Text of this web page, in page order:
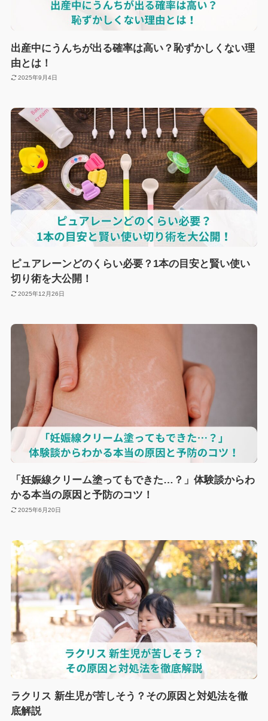
出産中にうんちが出る確率は高い？恥ずかしくない理
由とは！
2025年9月4日
ピュアレーンどのくらい必要？1本の目安と賢い使い
切り術を大公開！
2025年12月26日
「妊娠線クリーム塗ってもできた…？」体験談からわ
かる本当の原因と予防のコツ！
2025年6月20日
ラクリス 新生児が苦しそう？その原因と対処法を徹
底解説